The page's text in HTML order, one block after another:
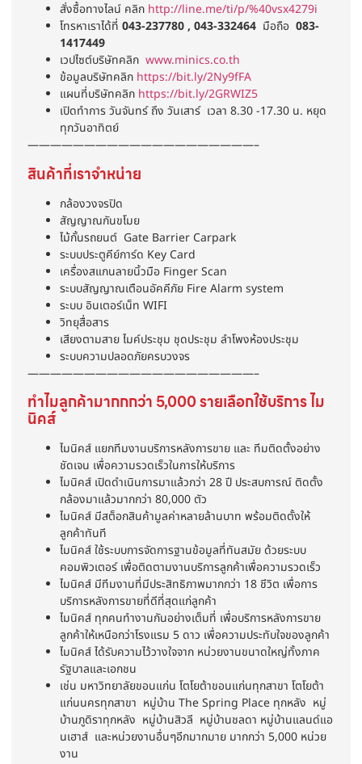
สั่งซื้อทางไลน์ คลิก http://line.me/ti/p/%40vsx4279i
โทรหาเราได้ที่ 043-237780 , 043-332464 มือถือ 083-
1417449
เวปไซต์บริษัทคลิก www.minics.co.th
ข้อมูลบริษัทคลิก https://bit.ly/2Ny9fFA
แผนที่บริษัทคลิก https://bit.ly/2GRWIZ5
เปิดทำการ วันจันทร์ ถึง วันเสาร์ เวลา 8.30 -17.30 น. หยุด
ทุกวันอาทิตย์
————————————————————–
สินค้าที่เราจำหน่าย
กล้องวงจรปิด
สัญญาณกันขโมย
ไม้กั้นรถยนต์ Gate Barrier Carpark
ระบบประตูคีย์การ์ด Key Card
เครื่องสแกนลายนิ้วมือ Finger Scan
ระบบสัญญาณเตือนอัคคีภัย Fire Alarm system
ระบบ อินเตอร์เน็ท WIFI
วิทยุสื่อสาร
เสียงตามสาย ไมค์ประชุม ชุดประชุม ลำโพงห้องประชุม
ระบบความปลอดภัยครบวงจร
————————————————————–
ทำไมลูกค้ามากกกว่า 5,000 รายเลือกใช้บริการ ไม
นิคส์
ไมนิคส์ แยกทีมงานบริการหลังการขาย และ ทีมติดตั้งอย่าง
ชัดเจน เพื่อความรวดเร็วในการให้บริการ
ไมนิคส์ เปิดดำเนินการมาแล้วกว่า 28 ปี ประสบการณ์ ติดตั้ง
กล้องมาแล้วมากกว่า 80,000 ตัว
ไมนิคส์ มีสต็อกสินค้ามูลค่าหลายล้านบาท พร้อมติดตั้งให้
ลูกค้าทันที
ไมนิคส์ ใช้ระบบการจัดการฐานข้อมูลที่ทันสมัย ด้วยระบบ
คอมพิวเตอร์ เพื่อติดตามงานบริการลูกค้าเพื่อความรวดเร็ว
ไมนิคส์ มีทีมงานที่มีประสิทธิภาพมากกว่า 18 ชีวิต เพื่อการ
บริการหลังการขายที่ดีที่สุดแก่ลูกค้า
ไมนิคส์ ทุกคนทำงานกันอย่างเต็มที่ เพื่อบริการหลังการขาย
ลูกค้าให้เหนือกว่าโรงแรม 5 ดาว เพื่อความประทับใจของลูกค้า
ไมนิคส์ ได้รับความไว้วางใจจาก หน่วยงานขนาดใหญ่ทั้งภาค
รัฐบาลและเอกชน
เช่น มหาวิทยาลัยขอนแก่น โตโยต้าขอนแก่นทุกสาขา โตโยต้า
แก่นนครทุกสาขา หมู่บ้าน The Spring Place ทุกหลัง หมู่
บ้านภูดิราทุกหลัง หมู่บ้านสิวลี หมู่บ้านชลดา หมู่บ้านแลนด์แอ
นเฮาส์ และหน่วยงานอื่นๆอีกมากมาย มากกว่า 5,000 หน่วย
งาน